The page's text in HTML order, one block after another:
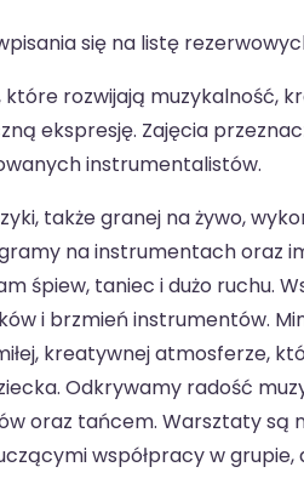
się na listę
rozwijają muzykalność,
ekspresję. Zajęcia
instrumentalistów.
także granej na żywo,
na instrumentach oraz
śpiew, taniec i dużo ruchu.
i brzmień instrumentów.
kreatywnej atmosferze,
Odkrywamy radość
oraz tańcem. Warsztaty są
współpracy w